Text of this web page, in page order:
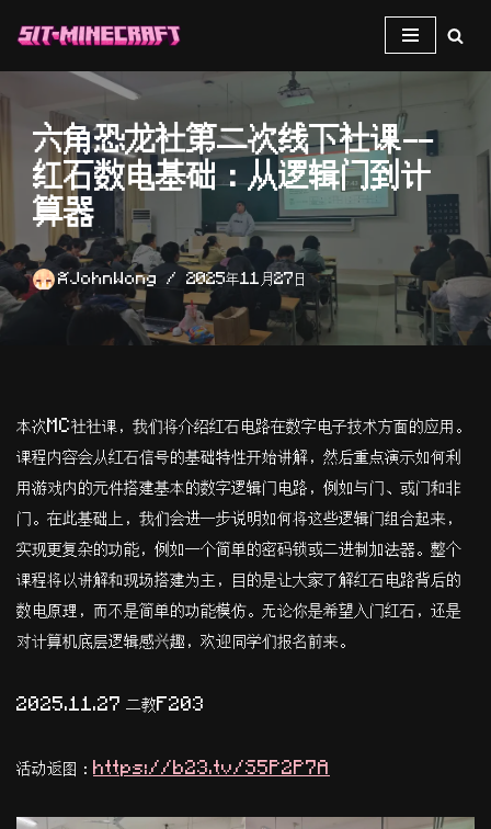
六角恐龙社第二次线下社课——
红石数电基础：从逻辑门到计
算器
JohnWong 2025年11月27日
本次MC社社课，我们将介绍红石电路在数字电子技术方面的应用。
课程内容会从红石信号的基础特性开始讲解，然后重点演示如何利
用游戏内的元件搭建基本的数字逻辑门电路，例如与门、或门和非
门。在此基础上，我们会进一步说明如何将这些逻辑门组合起来，
实现更复杂的功能，例如一个简单的密码锁或二进制加法器。整个
课程将以讲解和现场搭建为主，目的是让大家了解红石电路背后的
数电原理，而不是简单的功能模仿。无论你是希望入门红石，还是
对计算机底层逻辑感兴趣，欢迎同学们报名前来。
2025.11.27 二教F203
活动返图： https://b23.tv/S5P2P7A